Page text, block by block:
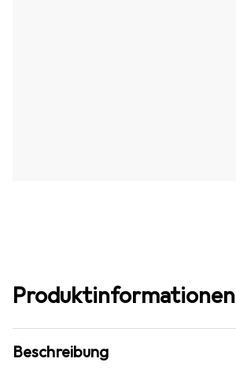
Produktinformationen
Beschreibung